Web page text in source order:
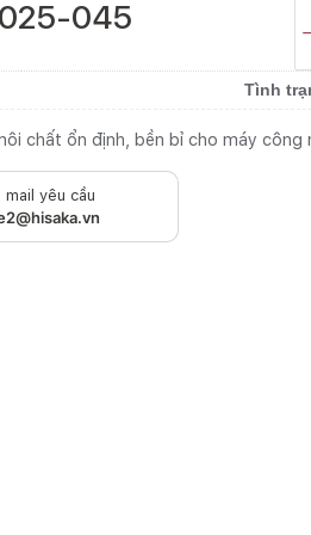
025-045
Tình
chất ổn định, bền bỉ cho máy công
mail yêu cầu